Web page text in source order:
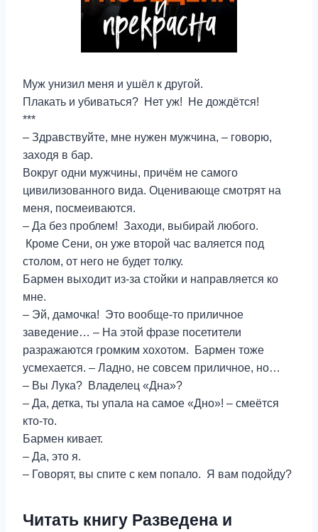
Муж унизил меня и ушёл к другой.
Плакать и убиваться? Нет уж! Не дождётся!
***
– Здравствуйте, мне нужен мужчина, – говорю,
заходя в бар.
Вокруг одни мужчины, причём не самого
цивилизованного вида. Оценивающе смотрят на
меня, посмеиваются.
– Да без проблем! Заходи, выбирай любого.
Кроме Сени, он уже второй час валяется под
столом, от него не будет толку.
Бармен выходит из-за стойки и направляется ко
мне.
– Эй, дамочка! Это вообще-то приличное
заведение… – На этой фразе посетители
разражаются громким хохотом. Бармен тоже
усмехается. – Ладно, не совсем приличное, но…
– Вы Лука? Владелец «Дна»?
– Да, детка, ты упала на самое «Дно»! – смеётся
кто-то.
Бармен кивает.
– Да, это я.
– Говорят, вы спите с кем попало. Я вам подойду?
Читать книгу Разведена и